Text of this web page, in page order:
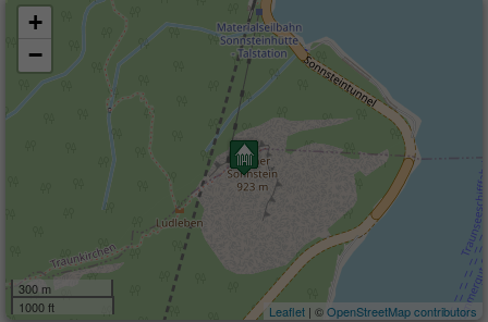
+
−
300 m
1000 ft
Leaflet | ©OpenStreetMap contributors